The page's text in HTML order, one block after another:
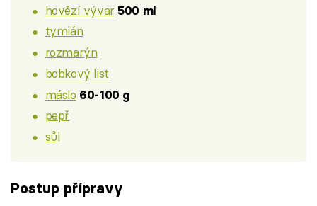
hovězí vývar 500 ml
tymián
rozmarýn
bobkový list
máslo 60-100 g
pepř
sůl
Postup přípravy